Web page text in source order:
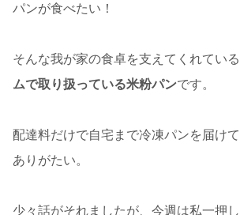
パンが食べたい！
そんな我が家の食卓を支えてくれている
ムで取り扱っている米粉パンです。
配達料だけで自宅まで冷凍パンを届け
ありがたい。
少々話がそれましたが、今週は私一押